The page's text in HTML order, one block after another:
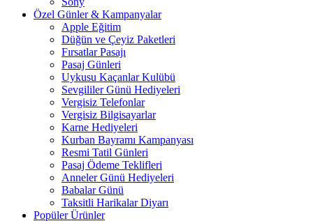
Özel Günler & Kampanyalar
Apple Eğitim
Düğün ve Çeyiz Paketleri
Fırsatlar Pasajı
Pasaj Günleri
Uykusu Kaçanlar Kulübü
Sevgililer Günü Hediyeleri
Vergisiz Telefonlar
Vergisiz Bilgisayarlar
Karne Hediyeleri
Kurban Bayramı Kampanyası
Resmi Tatil Günleri
Pasaj Ödeme Teklifleri
Anneler Günü Hediyeleri
Babalar Günü
Taksitli Harikalar Diyarı
Popüler Ürünler